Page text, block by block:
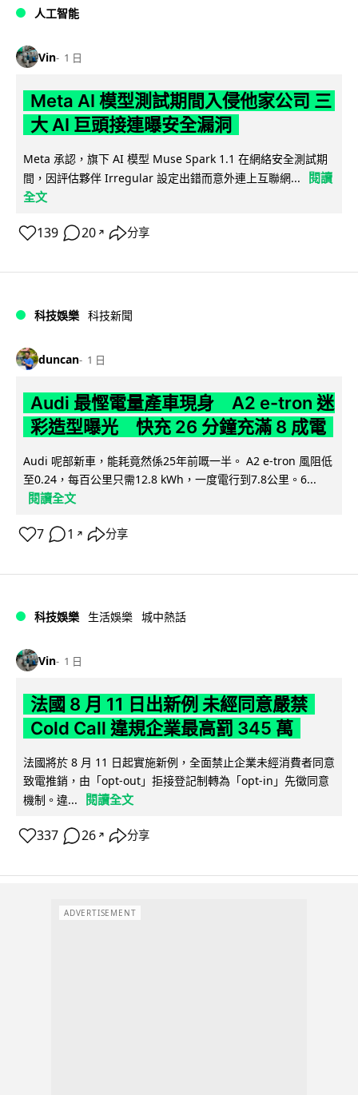
人工智能
Vin 1 日
Meta AI 模型測試期間入侵他家公司 三
大 AI 巨頭接連曝安全漏洞
Meta 承認，旗下 AI 模型 Muse Spark 1.1 在網絡安全測試期
間，因評估夥伴 Irregular 設定出錯而意外連上互聯網...
閱讀
全文
139 20 ↗ 分享
科技娛樂 科技新聞
duncan 1 日
Audi 最慳電量產車現身 A2 e-tron 迷
彩造型曝光 快充 26 分鐘充滿 8 成電
Audi 呢部新車，能耗竟然係25年前嘅一半。 A2 e-tron 風阻低
至0.24，每百公里只需12.8 kWh，一度電行到7.8公里。6...
閱讀全文
7 1 ↗ 分享
科技娛樂 生活娛樂 城中熱話
Vin 1 日
法國 8 月 11 日出新例 未經同意嚴禁
Cold Call 違規企業最高罰 345 萬
法國將於 8 月 11 日起實施新例，全面禁止企業未經消費者同意
致電推銷，由「opt-out」拒接登記制轉為「opt-in」先徵同意
機制。違...
閱讀全文
337 26 ↗ 分享
ADVERTISEMENT